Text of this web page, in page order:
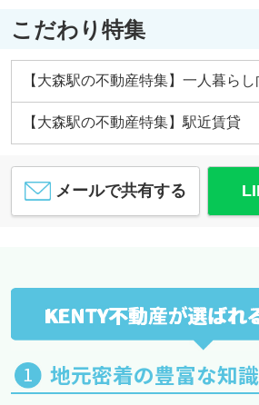
こだわり特集
【大森駅の不動産特集】一人暮ら
【大森駅の不動産特集】駅近賃貸
メールで共有する
KENTY不動産が選ばれ
地元密着の豊富な知